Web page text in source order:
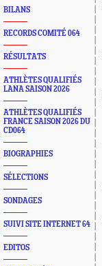
BILANS
RECORDS COMITÉ 064
RÉSULTATS
ATHLÈTES QUALIFIÉS
LANA SAISON 2026
ATHLÈTES QUALIFIÉS
FRANCE SAISON 2026 DU
CD064
BIOGRAPHIES
SÉLECTIONS
SONDAGES
SUIVI SITE INTERNET 64
EDITOS